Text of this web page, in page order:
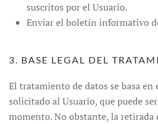
suscritos por el Usuario.
Enviar el boletín informativo
3. BASE LEGAL DEL
El tratamiento de datos se basa
solicitado al Usuario, que puede
momento. No obstante, la